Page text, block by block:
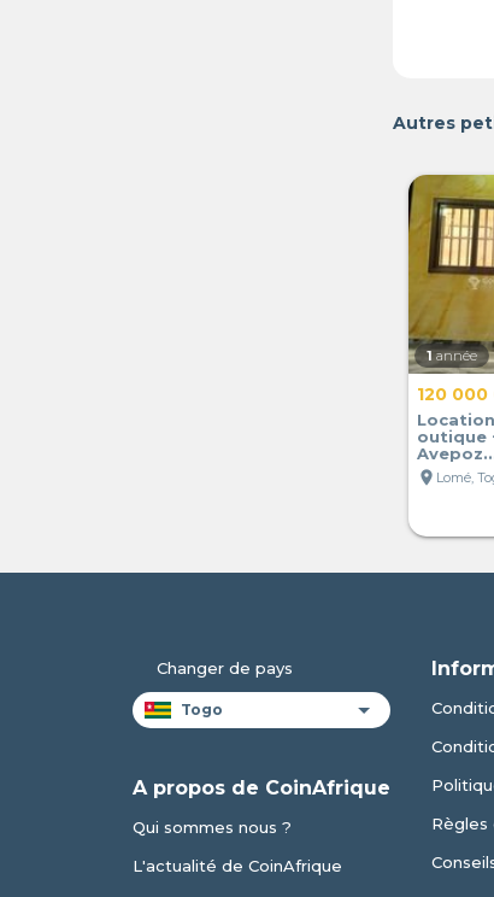
Autres
1 année
120 000
outique
location_on Lomé,
Changer de pays
A propos de CoinAfrique
Qui sommes nous ?
L'actualité de CoinAfrique
Règles